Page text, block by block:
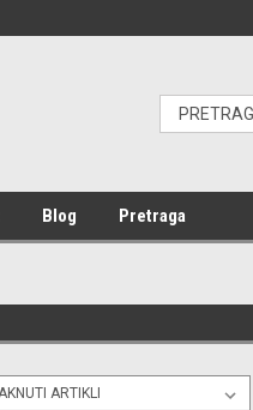
Blog Pretraga